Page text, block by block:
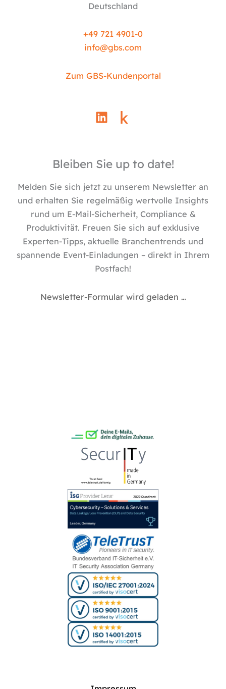
Deutschland
+49 721 4901-0
info@gbs.com
Zum GBS-Kundenportal
L
i
e
i
n
Bleiben Sie up to date!
Melden Sie sich jetzt zu unserem Newsletter an
und erhalten Sie regelmäßig wertvolle Insights
rund um E-Mail-Sicherheit, Compliance &
Produktivität. Freuen Sie sich auf exklusive
Experten-Tipps, aktuelle Branchentrends und
spannende Event-Einladungen – direkt in Ihrem
Postfach!
Newsletter-Formular wird geladen …